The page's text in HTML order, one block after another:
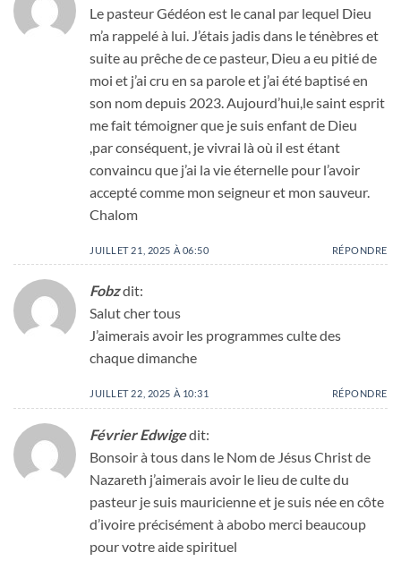
Le pasteur Gédéon est le canal par lequel Dieu
m’a rappelé à lui. J’étais jadis dans le ténèbres et
suite au prêche de ce pasteur, Dieu a eu pitié de
moi et j’ai cru en sa parole et j’ai été baptisé en
son nom depuis 2023. Aujourd’hui,le saint esprit
me fait témoigner que je suis enfant de Dieu
,par conséquent, je vivrai là où il est étant
convaincu que j’ai la vie éternelle pour l’avoir
accepté comme mon seigneur et mon sauveur.
Chalom
JUILLET 21, 2025 À 06:50 RÉPONDRE
Fobzdit:
Salut cher tous
J’aimerais avoir les programmes culte des
chaque dimanche
JUILLET 22, 2025 À 10:31 RÉPONDRE
Février Edwigedit:
Bonsoir à tous dans le Nom de Jésus Christ de
Nazareth j’aimerais avoir le lieu de culte du
pasteur je suis mauricienne et je suis née en côte
d’ivoire précisément à abobo merci beaucoup
pour votre aide spirituel